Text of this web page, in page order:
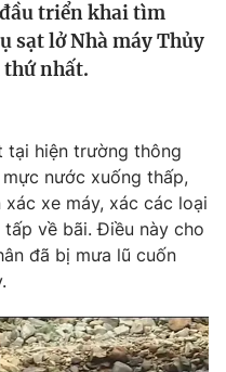
triển khai tìm
sạt lở Nhà máy Thủy
thứ nhất.
tại hiện trường thông
nước xuống thấp,
xe máy, xác các loại
về bãi. Điều này cho
đã bị mưa lũ cuốn